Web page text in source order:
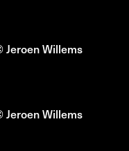
Jeroen Willems
Jeroen Willems